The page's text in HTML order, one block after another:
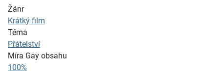
Žánr
Krátký film
Téma
Přátelství
Míra Gay obsahu
100%